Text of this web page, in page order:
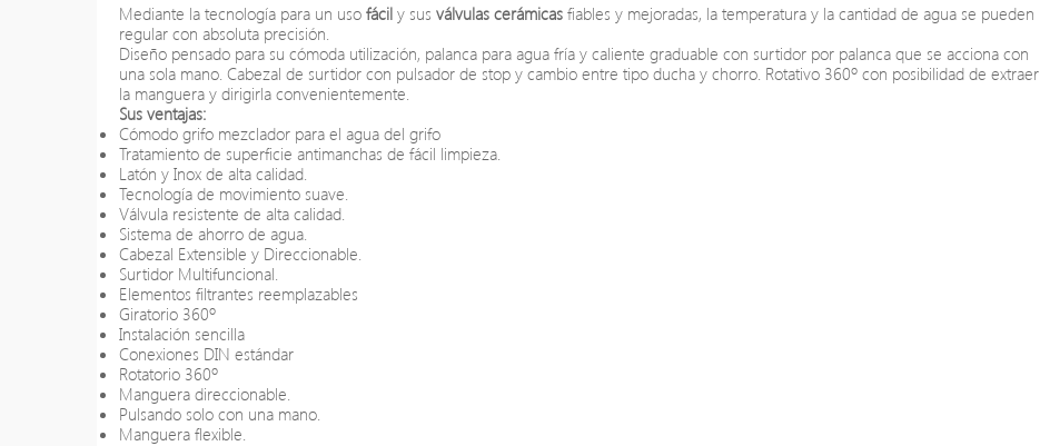
Mediante la tecnología para un uso fácil y sus válvulas cerámicas fiables y mejoradas, la temperatura y la cantidad de agua se pueden
regular con absoluta precisión.
Diseño pensado para su cómoda utilización, palanca para agua fría y caliente graduable con surtidor por palanca que se acciona con
una sola mano. Cabezal de surtidor con pulsador de stop y cambio entre tipo ducha y chorro. Rotativo 360º con posibilidad de extraer
la manguera y dirigirla convenientemente.
Sus ventajas:
Cómodo grifo mezclador para el agua del grifo
Tratamiento de superficie antimanchas de fácil limpieza.
Latón y Inox de alta calidad.
Tecnología de movimiento suave.
Válvula resistente de alta calidad.
Sistema de ahorro de agua.
Cabezal Extensible y Direccionable.
Surtidor Multifuncional.
Elementos filtrantes reemplazables
Giratorio 360º
Instalación sencilla
Conexiones DIN estándar
Rotatorio 360º
Manguera direccionable.
Pulsando solo con una mano.
Manguera flexible.